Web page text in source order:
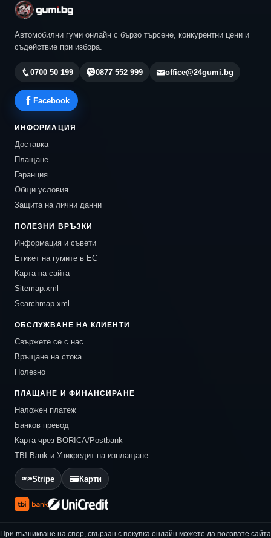
Автомобилни гуми онлайн с бързо търсене, конкурентни цени и
съдействие при избора.
0700 50 199 0877 552 999 office@24gumi.bg
Facebook
ИНФОРМАЦИЯ
Доставка
Плащане
Гаранция
Общи условия
Защита на лични данни
ПОЛЕЗНИ ВРЪЗКИ
Информация и съвети
Етикет на гумите в ЕС
Карта на сайта
Sitemap.xml
Searchmap.xml
ОБСЛУЖВАНЕ НА КЛИЕНТИ
Свържете се с нас
Връщане на стока
Полезно
ПЛАЩАНЕ И ФИНАНСИРАНЕ
Наложен платеж
Банков превод
Карта чрез BORICA/Postbank
TBI Bank и Уникредит на изплащане
Stripe Карти
При възникване на спор, свързан с покупка онлайн можете да ползвате сайта